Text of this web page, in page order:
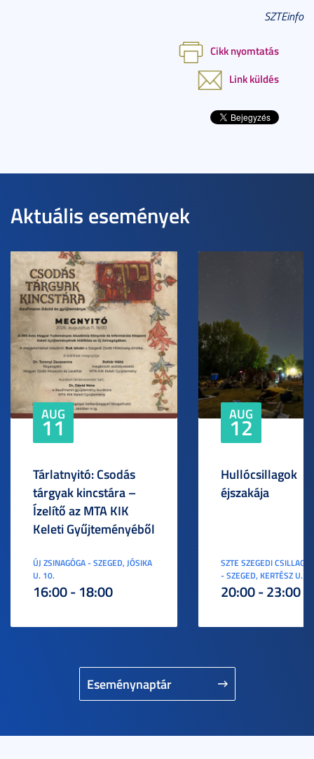
SZTEinfo
Cikk nyomtatás
Link küldés
Aktuális események
Eseménynaptár
AUG
11
Tárlatnyitó: Csodás
tárgyak kincstára –
Ízelítő az MTA KIK
Keleti Gyűjteményéből
ÚJ ZSINAGÓGA - SZEGED, JÓSIKA
U. 10.
16:00 - 18:00
AUG
12
Hullócsillagok
éjszakája
SZTE SZEGEDI
- SZEGED, KERTÉSZ U. 3.
20:00 - 23:00